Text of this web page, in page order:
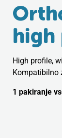
high
High profile,
Kompatibilno
1 pakiranje